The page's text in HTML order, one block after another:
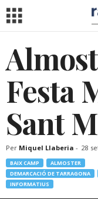
Festa
Sant
Per Miquel Llaberia - 28
BAIX CAMP
ALMOSTER
DEMARCACIÓ DE TARRAGONA
INFORMATIUS